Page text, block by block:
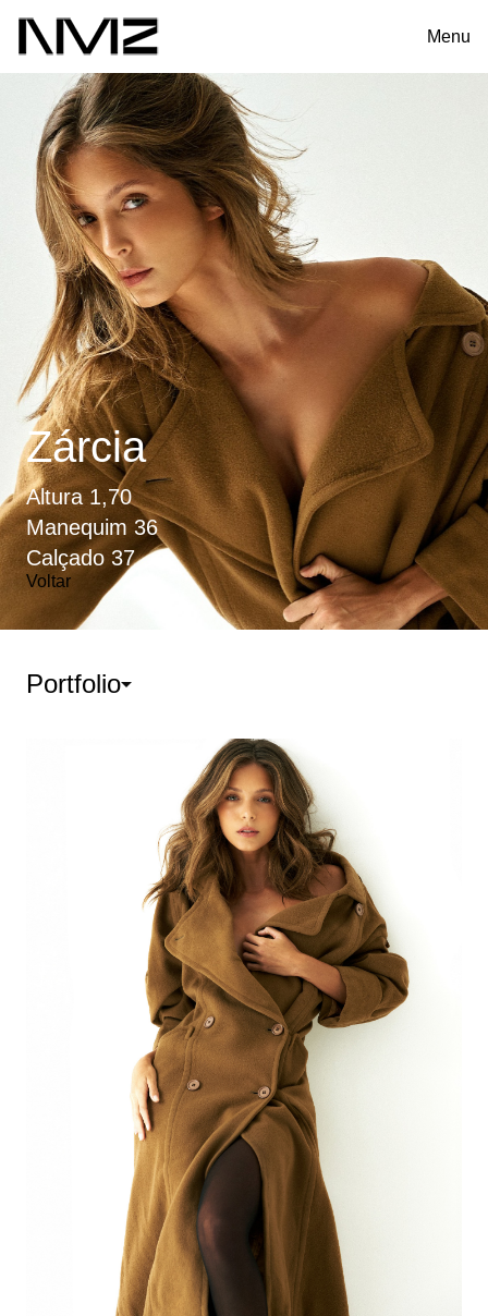
Menu
Zárcia
Altura 1,70
Manequim 36
Calçado 37
Voltar
Portfolio